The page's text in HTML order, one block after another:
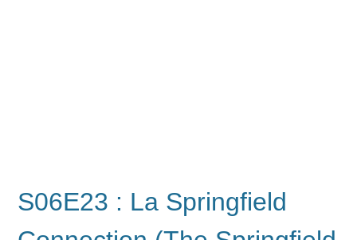
S06E23 : La Springfield